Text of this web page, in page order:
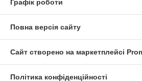
Графік роботи
Повна версія сайту
Сайт створено на маркетплейсі
Політика конфіденційності